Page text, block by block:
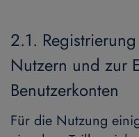
2.1.
Nutzern und zur
Benutzerkonten
Für die Nutzung